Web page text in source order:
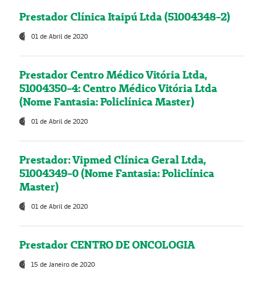
Prestador Clínica Itaipú Ltda (51004348-2)
01 de Abril de 2020
Prestador Centro Médico Vitória Ltda,
51004350-4: Centro Médico Vitória Ltda
(Nome Fantasia: Policlínica Master)
01 de Abril de 2020
Prestador: Vipmed Clínica Geral Ltda,
51004349-0 (Nome Fantasia: Policlínica
Master)
01 de Abril de 2020
Prestador CENTRO DE ONCOLOGIA
15 de Janeiro de 2020